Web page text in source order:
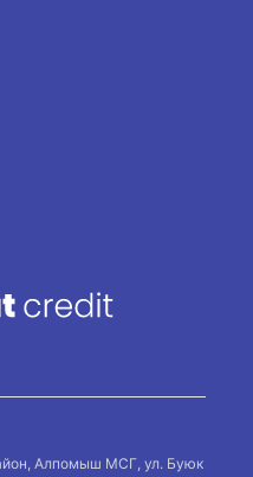
Алпомыш МСГ, ул. Буюк